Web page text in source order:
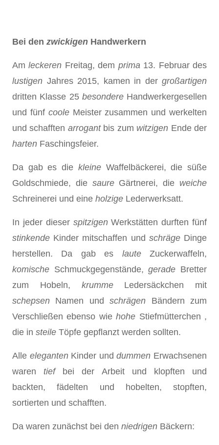
Bei den zwickigen Handwerkern
Amleckeren Freitag, dem prima 13. Februar des
lustigen Jah­res 2015, kamen in der großartigen
dritten Klasse 25 besondere Handwerkergesellen
und fünf coole Meister zusammen und werkelten
und schafften arrogant bis zum witzigen Ende der
harten Faschingsfeier.
Da gab es die kleine Waffelbäckerei, die süße
Goldschmiede, die saure Gärtnerei, die weiche
Schreinerei und eine holzige Lederwerksatt.
In jeder dieser spitzigenWerkstätten durften fünf
stinkende Kinder mitschaffen und schräge Dinge
herstellen. Da gab es lauteZuckerwaffeln,
komische Schmuckgegenstände,gerade Bretter
zum Hobeln, krumme Ledersäckchen mit
schepsen Namen undschrägen
Bändern zum
Verschließen ebenso wiehohe Stiefmütterchen ,
die in steile Töpfe gepflanzt werden sollten.
Alle eleganten Kinder unddummen Erwachsenen
waren tief bei der Arbeit und klopften und
backten, fädelten und hobelten, stopften,
sortierten und schafften.
Da waren zunächst bei den niedrigen Bäckern: